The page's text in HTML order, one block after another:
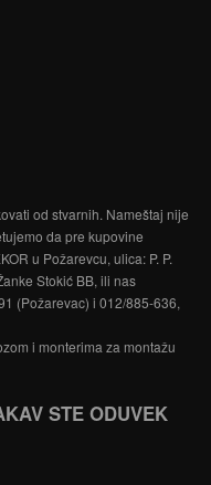
od stvarnih. Nameštaj nije
da pre kupovine
u Požarevcu, ulica: P. P.
Stokić BB, ili nas
(Požarevac) i 012/885-636,
i monterima za montažu
STE ODUVEK